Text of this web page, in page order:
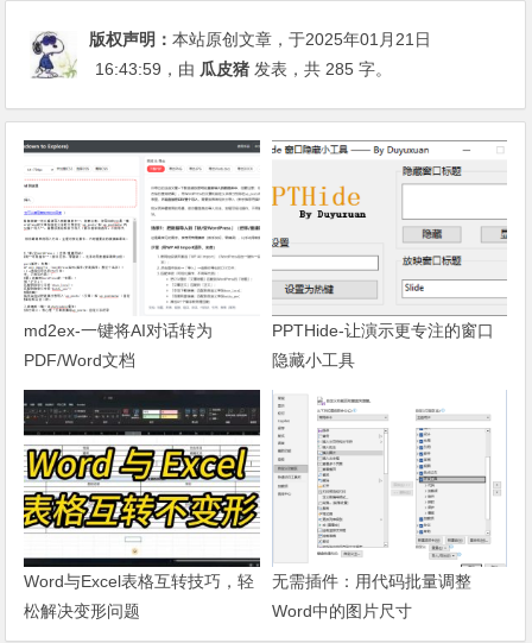
版权声明：本站原创文章，于2025年01月21日
16:43:59 ，由 瓜皮猪 发表，共 285 字。
md2ex-一键将AI对话转为
PDF/Word文档
PPTHide-让演示更专注的窗口
隐藏小工具
Word与Excel表格互转技巧，轻
松解决变形问题
无需插件：用代码批量调整
Word中的图片尺寸